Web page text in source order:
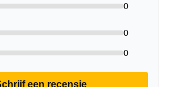
0
0
0
een recensie